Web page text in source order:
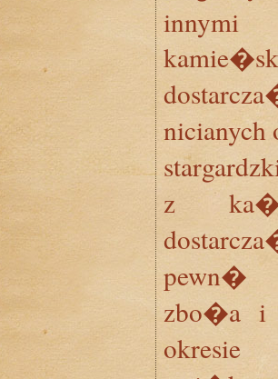
z
pewn�
zbo�a i